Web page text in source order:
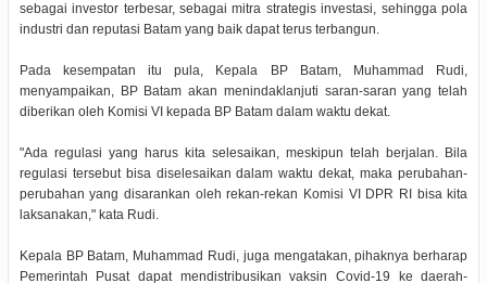
sebagai investor terbesar, sebagai mitra strategis investasi, sehingga pola
industri dan reputasi Batam yang baik dapat terus terbangun.
Pada kesempatan itu pula, Kepala BP Batam, Muhammad Rudi,
menyampaikan, BP Batam akan menindaklanjuti saran-saran yang telah
diberikan oleh Komisi VI kepada BP Batam dalam waktu dekat.
"Ada regulasi yang harus kita selesaikan, meskipun telah berjalan. Bila
regulasi tersebut bisa diselesaikan dalam waktu dekat, maka perubahan-
perubahan yang disarankan oleh rekan-rekan Komisi VI DPR RI bisa kita
laksanakan," kata Rudi.
Kepala BP Batam, Muhammad Rudi, juga mengatakan, pihaknya berharap
Pemerintah Pusat dapat mendistribusikan vaksin Covid-19 ke daerah-